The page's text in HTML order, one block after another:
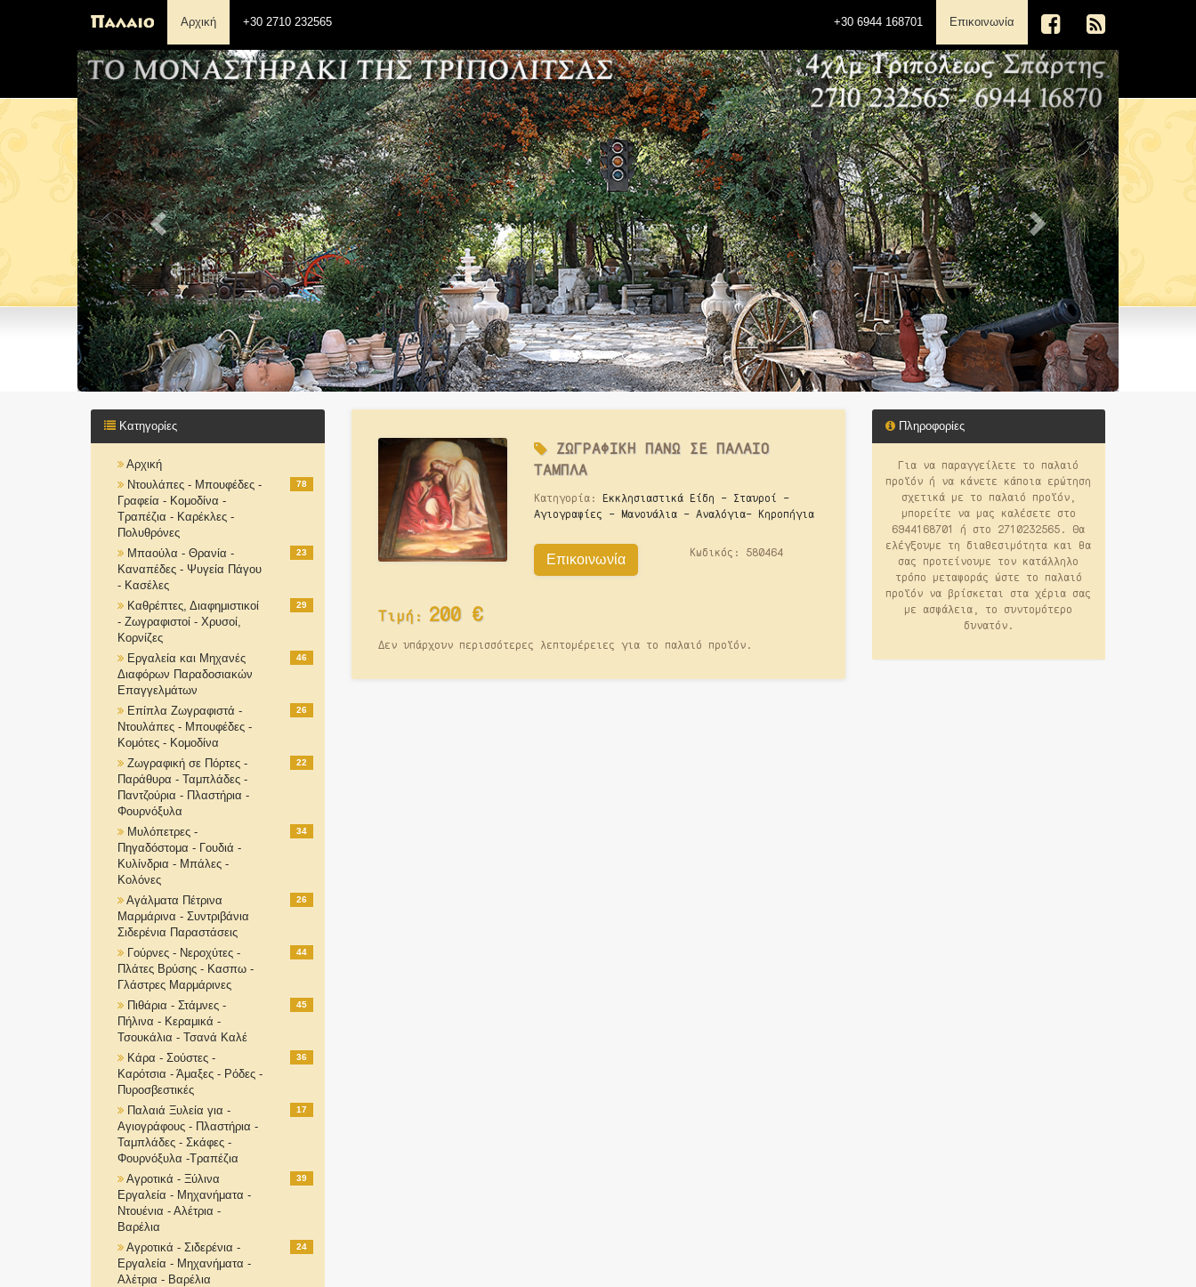
Αρχική +30 2710 232565 +30 6944 168701 Επικοινωνία (current)
Previous Next
Κατηγορίες
Αρχική
Ντουλάπες - Μπουφέδες -
Γραφεία - Κομοδίνα -
Τραπέζια - Καρέκλες -
Πολυθρόνες
78
Μπαούλα - Θρανία -
Καναπέδες - Ψυγεία Πάγου
- Κασέλες
23
Καθρέπτες, Διαφημιστικοί
- Ζωγραφιστοί - Χρυσοί,
Κορνίζες
29
Εργαλεία και Μηχανές
Διαφόρων Παραδοσιακών
Επαγγελμάτων
46
Επίπλα Ζωγραφιστά -
Ντουλάπες - Μπουφέδες -
Κομότες - Κομοδίνα
26
Ζωγραφική σε Πόρτες -
Παράθυρα - Ταμπλάδες -
Παντζούρια - Πλαστήρια -
Φουρνόξυλα
22
Μυλόπετρες -
Πηγαδόστομα - Γουδιά -
Κυλίνδρια - Μπάλες -
Κολόνες
34
Αγάλματα Πέτρινα
Μαρμάρινα - Συντριβάνια
Σιδερένια Παραστάσεις
26
Γούρνες - Νεροχύτες -
Πλάτες Βρύσης - Κασπω -
Γλάστρες Μαρμάρινες
44
Πιθάρια - Στάμνες -
Πήλινα - Κεραμικά -
Τσουκάλια - Τσανά Καλέ
45
Κάρα - Σούστες -
Καρότσια - Άμαξες - Ρόδες -
Πυροσβεστικές
36
Παλαιά Ξυλεία για -
Αγιογράφους - Πλαστήρια -
Ταμπλάδες - Σκάφες -
Φουρνόξυλα -Τραπέζια
17
Αγροτικά - Ξύλινα
Εργαλεία - Μηχανήματα -
Ντουένια - Αλέτρια -
Βαρέλια
39
Αγροτικά - Σιδερένια -
Εργαλεία - Μηχανήματα -
Αλέτρια - Βαρέλια
24
ΖΩΓΡΑΦΙΚΗ ΠΑΝΩ ΣΕ ΠΑΛΑΙΟ
ΤΑΜΠΛΑ
Κατηγορία: Εκκλησιαστικά Είδη - Σταυροί -
Αγιογραφίες - Μανουάλια - Αναλόγια- Κηροπήγια
Κωδικός: 580464
Επικοινωνία
Τιμή: 200€
Δεν υπάρχουν περισσότερες λεπτομέρειες για το παλαιό προϊόν.
Πληροφορίες
Για να παραγγείλετε το παλαιό
προϊόν ή να κάνετε κάποια ερώτηση
σχετικά με το παλαιό προϊόν,
μπορείτε να μας καλέσετε στο
6944168701 ή στο 2710232565. Θα
ελέγξουμε τη διαθεσιμότητα και θα
σας προτείνουμε τον κατάλληλο
τρόπο μεταφοράς ώστε το παλαιό
προϊόν να βρίσκεται στα χέρια σας
με ασφάλεια, το συντομότερο
δυνατόν.